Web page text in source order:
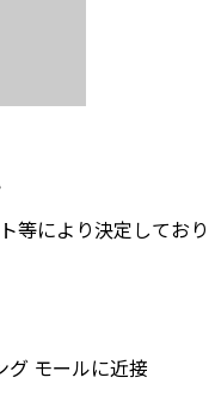
等により決定しており
グ モールに近接